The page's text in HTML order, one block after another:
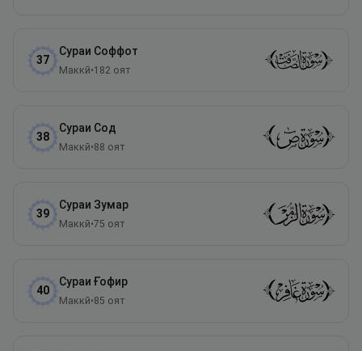
37
Сураи Соффот
Маккӣ•182 оят
38
Сураи Сод
Маккӣ•88 оят
39
Сураи Зумар
Маккӣ•75 оят
40
Сураи Ғофир
Маккӣ•85 оят